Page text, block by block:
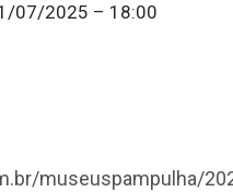
07/2025 – 18:00
museuspampulha/